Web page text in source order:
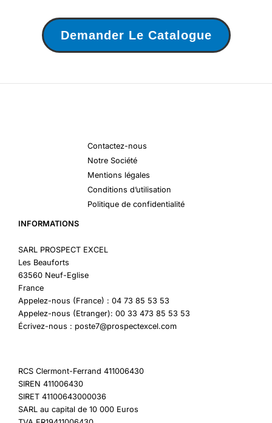
Demander Le Catalogue
Contactez-nous
Notre Société
Mentions légales
Conditions d’utilisation
Politique de confidentialité
INFORMATIONS
SARL PROSPECT EXCEL
Les Beauforts
63560 Neuf-Eglise
France
Appelez-nous (France) : 04 73 85 53 53
Appelez-nous (Etranger): 00 33 473 85 53 53
Écrivez-nous : poste7@prospectexcel.com
RCS Clermont-Ferrand 411006430
SIREN 411006430
SIRET 41100643000036
SARL au capital de 10 000 Euros